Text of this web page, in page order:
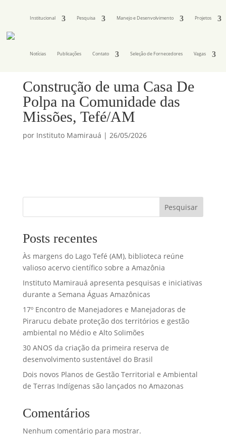
Institucional Pesquisa Manejo e Desenvolvimento Projetos
Notícias Publicações Contato Seleção de Fornecedores Vagas
Construção de uma Casa De
Polpa na Comunidade das
Missões, Tefé/AM
por Instituto Mamirauá | 26/05/2026
Pesquisar
Posts recentes
Às margens do Lago Tefé (AM), biblioteca reúne
valioso acervo científico sobre a Amazônia
Instituto Mamirauá apresenta pesquisas e iniciativas
durante a Semana Águas Amazônicas
17º Encontro de Manejadores e Manejadoras de
Pirarucu debate proteção dos territórios e gestão
ambiental no Médio e Alto Solimões
30 ANOS da criação da primeira reserva de
desenvolvimento sustentável do Brasil
Dois novos Planos de Gestão Territorial e Ambiental
de Terras Indígenas são lançados no Amazonas
Comentários
Nenhum comentário para mostrar.